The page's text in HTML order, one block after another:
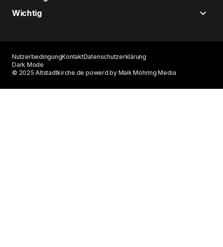
Wichtig
© 2025 Altstadtkirche.de powerd by Maik Möhring Media
NutzerbedingungKontaktDatenschutzerklärung
Dark Mode